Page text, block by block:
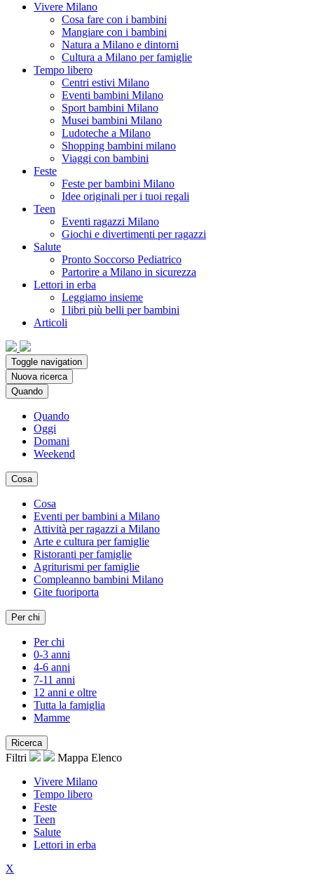
Vivere Milano
Cosa fare con i bambini
Mangiare con i bambini
Natura a Milano e dintorni
Cultura a Milano per famiglie
Tempo libero
Centri estivi Milano
Eventi bambini Milano
Sport bambini Milano
Musei bambini Milano
Ludoteche a Milano
Shopping bambini milano
Viaggi con bambini
Feste
Feste per bambini Milano
Idee originali per i tuoi regali
Teen
Eventi ragazzi Milano
Giochi e divertimenti per ragazzi
Salute
Pronto Soccorso Pediatrico
Partorire a Milano in sicurezza
Lettori in erba
Leggiamo insieme
I libri più belli per bambini
Articoli
Toggle navigation
Nuova ricerca
Quando
Quando
Oggi
Domani
Weekend
Cosa
Cosa
Eventi per bambini a Milano
Attività per ragazzi a Milano
Arte e cultura per famiglie
Ristoranti per famiglie
Agriturismi per famiglie
Compleanno bambini Milano
Gite fuoriporta
Per chi
Per chi
0-3 anni
4-6 anni
7-11 anni
12 anni e oltre
Tutta la famiglia
Mamme
Ricerca
Filtri Mappa Elenco
Vivere Milano
Tempo libero
Feste
Teen
Salute
Lettori in erba
X